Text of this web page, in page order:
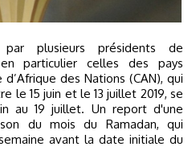
particulier celles des pays
des Nations (CAN), qui
le 15 juin et le 13 juillet 2019, se
au 19 juillet. Un report d'une
du mois du Ramadan, qui
avant la date initiale du